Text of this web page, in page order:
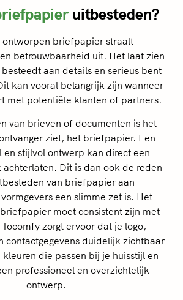
uitbesteden?
ontworpen briefpapier straalt
betrouwbaarheid uit. Het laat zien
aan details en serieus bent
kan vooral belangrijk zijn wanneer
met potentiële klanten of partners.
van brieven of documenten is het
ziet, het briefpapier. Een
en stijlvol ontwerp kan direct een
Dit is dan ook de reden
van briefpapier aan
een slimme zet is. Het
moet consistent zijn met
zorgt ervoor dat je logo,
contactgegevens duidelijk zichtbaar
die passen bij je huisstijl en
professioneel en overzichtelijk
ontwerp.